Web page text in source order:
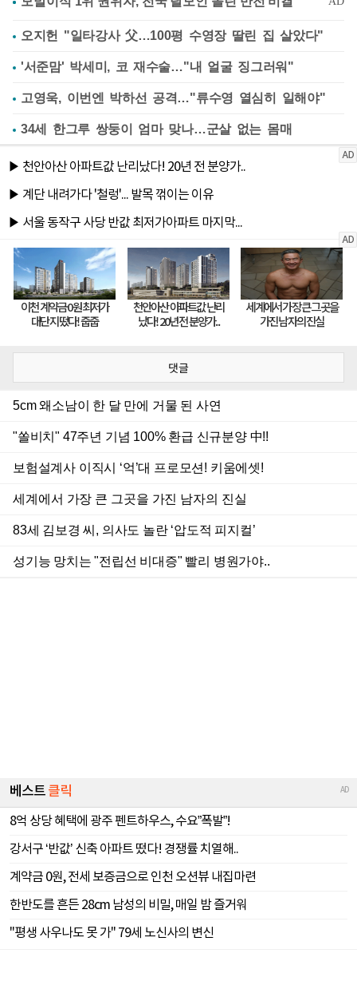
오지헌 "일타강사 父…100평 수영장 딸린 집 살았다"
'서준맘' 박세미, 코 재수술…"내 얼굴 징그러워"
고영욱, 이번엔 박하선 공격…"류수영 열심히 일해야"
34세 한그루 쌍둥이 엄마 맞나…군살 없는 몸매
댓글